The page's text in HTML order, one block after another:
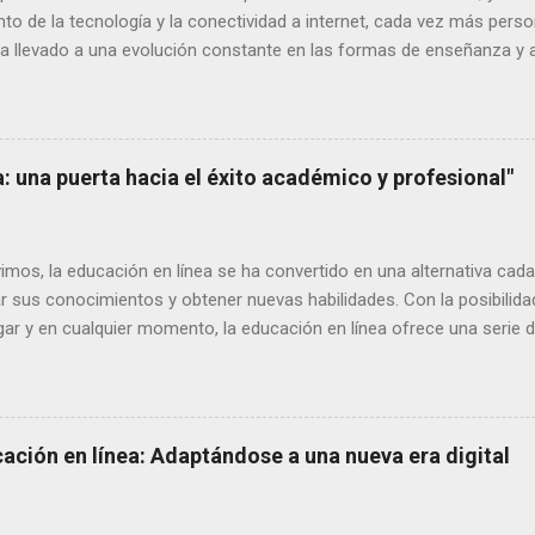
de la tecnología y la conectividad a internet, cada vez más
llevado a una evolución constante en las formas de enseñanza y
en nuestra sociedad. Por lo tanto, no es de extrañar que el
en la educación en línea. Cada vez más plataformas de
una puerta hacia el éxito académico y profesional"
la educación en línea se ha convertido en una alternativa
sus conocimientos y obtener nuevas habilidades. Con la
y en cualquier momento, la educación en línea ofrece una serie
la educación tradicional, en la que se requiere asistir físicamente
en línea permite a los alumnos acceder al contenido del
Esto significa que no importa dón...
en línea: Adaptándose a una nueva era digital